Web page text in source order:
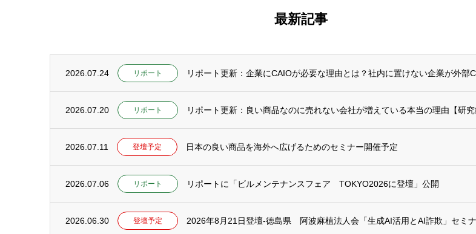
最新記事
2026.07.24 リポート リポート更新：企業にCAIOが必要な理由とは？社内に置けない企業が外部
2026.07.20 リポート
2026.07.11 登壇予定 日本の良い商品を海外へ広げるためのセミナー開催予定
2026.07.06 リポート リポートに「ビルメンテナンスフェア TOKYO2026に登壇」公開
2026.06.30 登壇予定 2026年8月21日登壇-徳島県 阿波麻植法人会「生成AI活用とAI詐欺」セミ